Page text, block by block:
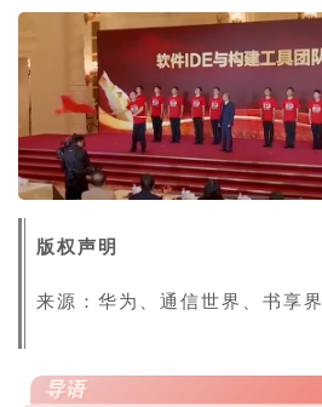
版权声明
来源：华为、通信世界、书享界
导语